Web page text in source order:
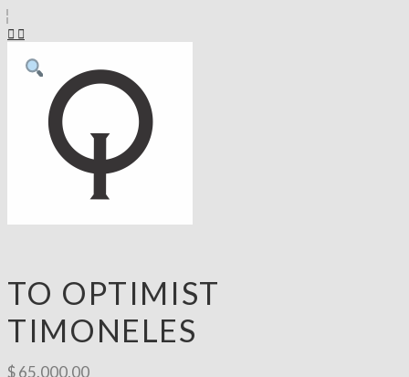
TO OPTIMIST
TIMONELES
$65.000,00